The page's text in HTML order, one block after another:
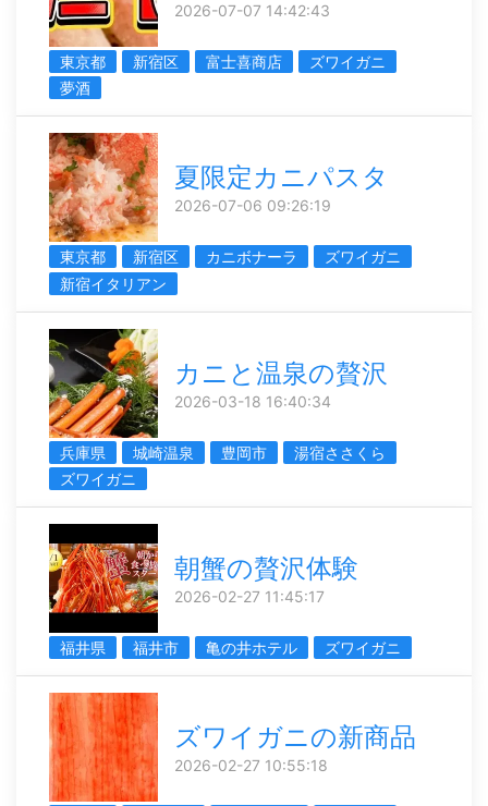
2026-07-07 14:42:43
東京都 新宿区 富士喜商店
ズワイガニ
夢酒
夏限定カニパスタ
2026-07-06 09:26:19
東京都 新宿区 カニボナーラ
ズワイガニ
新宿イタリアン
カニと温泉の贅沢
2026-03-18 16:40:34
兵庫県 城崎温泉 豊岡市
湯宿ささくら
ズワイガニ
朝蟹の贅沢体験
2026-02-27 11:45:17
福井県 福井市 亀の井ホテル ズワイガニ
ズワイガニの新商品
2026-02-27 10:55:18